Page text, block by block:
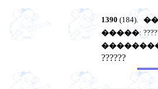
1390 (184).
�����:
??????